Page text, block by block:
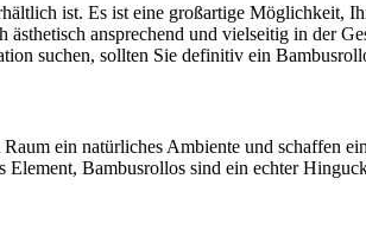
ist. Es ist eine großartige Möglichkeit,
ansprechend und vielseitig in der
suchen, sollten Sie definitiv ein
ein natürliches Ambiente und schaffen
Bambusrollos sind ein echter